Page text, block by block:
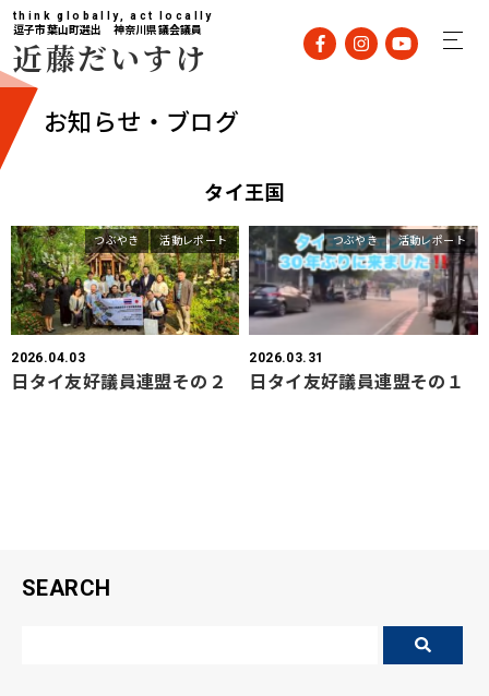
think globally, act locally
逗子市葉山町選出 神奈川県議会議員
近藤だいすけ
お知らせ・ブログ
タイ王国
つぶやき 活動レポート
2026.04.03
日タイ友好議員連盟その２
つぶやき 活動レポート
2026.03.31
日タイ友好議員連盟その１
SEARCH